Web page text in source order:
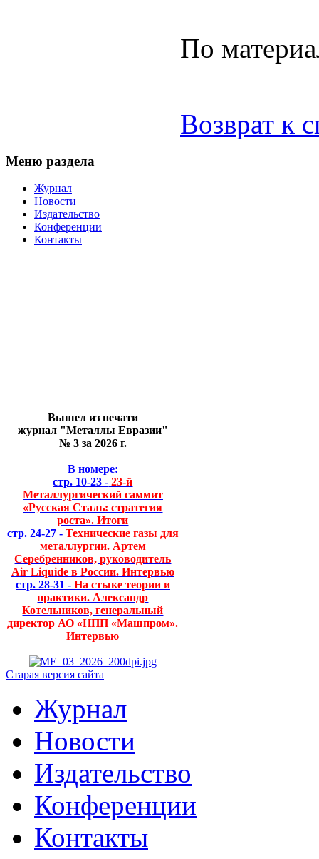
По
Возврат к
Меню раздела
Журнал
Новости
Издательство
Конференции
Контакты
Вышел из печати
журнал "Металлы Евразии"
№ 3 за 2026 г.
В номере:
стр. 10-23 - 23-й
Металлургический саммит
«Русская Сталь: стратегия
роста». Итоги
стр. 24-27 - Технические газы для
металлургии. Артем
Серебренников, руководитель
Air Liquide в России. Интервью
стр. 28-31 - На стыке теории и
практики. Александр
Котельников, генеральный
директор АО «НПП «Машпром».
Интервью
Старая версия сайта
Журнал
Новости
Издательство
Конференции
Контакты